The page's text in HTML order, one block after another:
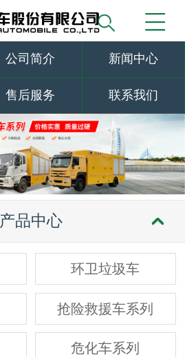
公司简介 新闻中心
售后服务 联系我们
产品中心
环卫垃圾车
抢险救援车系列
危化车系列